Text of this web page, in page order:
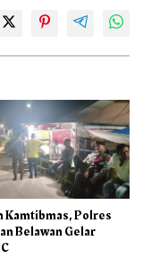
Kamtibmas, Polres
Belawan Gelar